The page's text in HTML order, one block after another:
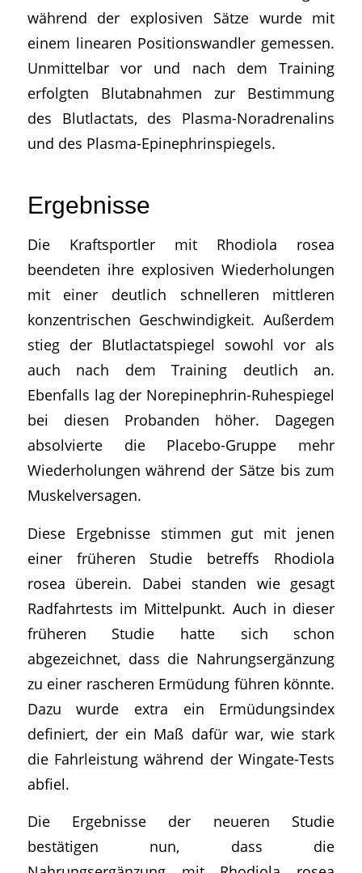
während der explosiven Sätze wurde mit
einem linearen Positionswandler gemessen.
Unmittelbar vor und nach dem Training
erfolgten Blutabnahmen zur Bestimmung
des Blutlactats, des Plasma-Noradrenalins
und des Plasma-Epinephrinspiegels.
Ergebnisse
Die Kraftsportler mit Rhodiola rosea
beendeten ihre explosiven Wiederholungen
mit einer deutlich schnelleren mittleren
konzentrischen Geschwindigkeit. Außerdem
stieg der Blutlactatspiegel sowohl vor als
auch nach dem Training deutlich an.
Ebenfalls lag der Norepinephrin-Ruhespiegel
bei diesen Probanden höher. Dagegen
absolvierte die Placebo-Gruppe mehr
Wiederholungen während der Sätze bis zum
Muskelversagen.
Diese Ergebnisse stimmen gut mit jenen
einer früheren Studie betreffs Rhodiola
rosea überein. Dabei standen wie gesagt
Radfahrtests im Mittelpunkt. Auch in dieser
früheren Studie hatte sich schon
abgezeichnet, dass die Nahrungsergänzung
zu einer rascheren Ermüdung führen könnte.
Dazu wurde extra ein Ermüdungsindex
definiert, der ein Maß dafür war, wie stark
die Fahrleistung während der Wingate-Tests
abfiel.
Die Ergebnisse der neueren Studie
bestätigen nun, dass die